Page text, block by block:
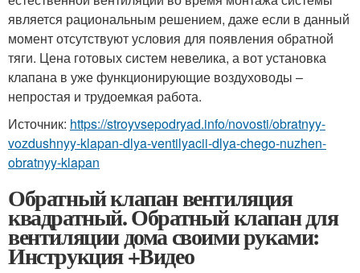
является рациональным решением, даже если в данный
момент отсутствуют условия для появления обратной
тяги. Цена готовых систем невелика, а вот установка
клапана в уже функционирующие воздуховоды –
непростая и трудоемкая работа.
Источник: https://stroyvsepodryad.info/novosti/obratnyy-
vozdushnyy-klapan-dlya-ventilyacii-dlya-chego-nuzhen-
obratnyy-klapan
Обратный клапан вентиляция
квадратный. Обратный клапан для
вентиляции дома своими руками:
Инструкция +Видео